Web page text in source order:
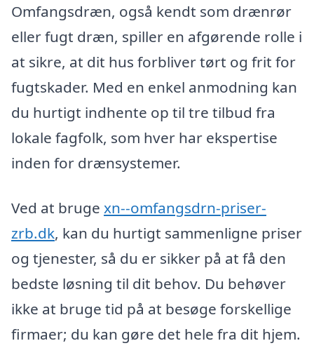
Omfangsdræn, også kendt som drænrør
eller fugt dræn, spiller en afgørende rolle i
at sikre, at dit hus forbliver tørt og frit for
fugtskader. Med en enkel anmodning kan
du hurtigt indhente op til tre tilbud fra
lokale fagfolk, som hver har ekspertise
inden for drænsystemer.
Ved at bruge xn--omfangsdrn-priser-
zrb.dk, kan du hurtigt sammenligne priser
og tjenester, så du er sikker på at få den
bedste løsning til dit behov. Du behøver
ikke at bruge tid på at besøge forskellige
firmaer; du kan gøre det hele fra dit hjem.